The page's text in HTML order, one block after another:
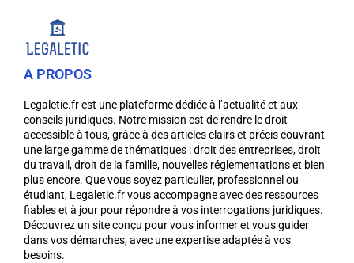
A PROPOS
Legaletic.fr est une plateforme dédiée à l’actualité et aux
conseils juridiques. Notre mission est de rendre le droit
accessible à tous, grâce à des articles clairs et précis couvrant
une large gamme de thématiques : droit des entreprises, droit
du travail, droit de la famille, nouvelles réglementations et bien
plus encore. Que vous soyez particulier, professionnel ou
étudiant, Legaletic.fr vous accompagne avec des ressources
fiables et à jour pour répondre à vos interrogations juridiques.
Découvrez un site conçu pour vous informer et vous guider
dans vos démarches, avec une expertise adaptée à vos
besoins.